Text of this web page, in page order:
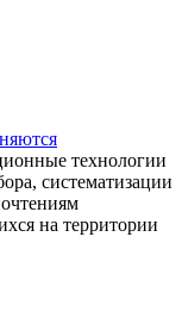
технологии
систематизации
на территории